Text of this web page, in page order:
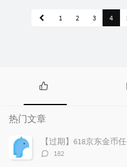
1 2 3 4
热
门
文
章
热门文章
【过期】618京东金币
评
182